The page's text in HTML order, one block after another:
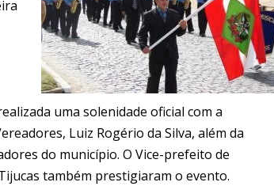
uma solenidade oficial com a
Luiz Rogério da Silva, além da
do município. O Vice-prefeito de
também prestigiaram o evento.